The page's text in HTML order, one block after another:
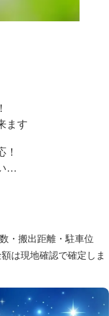
ます
…
・搬出距離・駐車位
は現地確認で確定しま